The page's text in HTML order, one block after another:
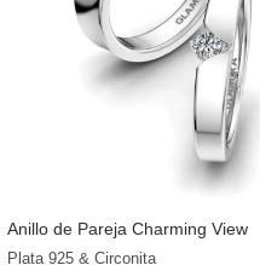
Anillo de Pareja Charming View
Plata 925 & Circonita